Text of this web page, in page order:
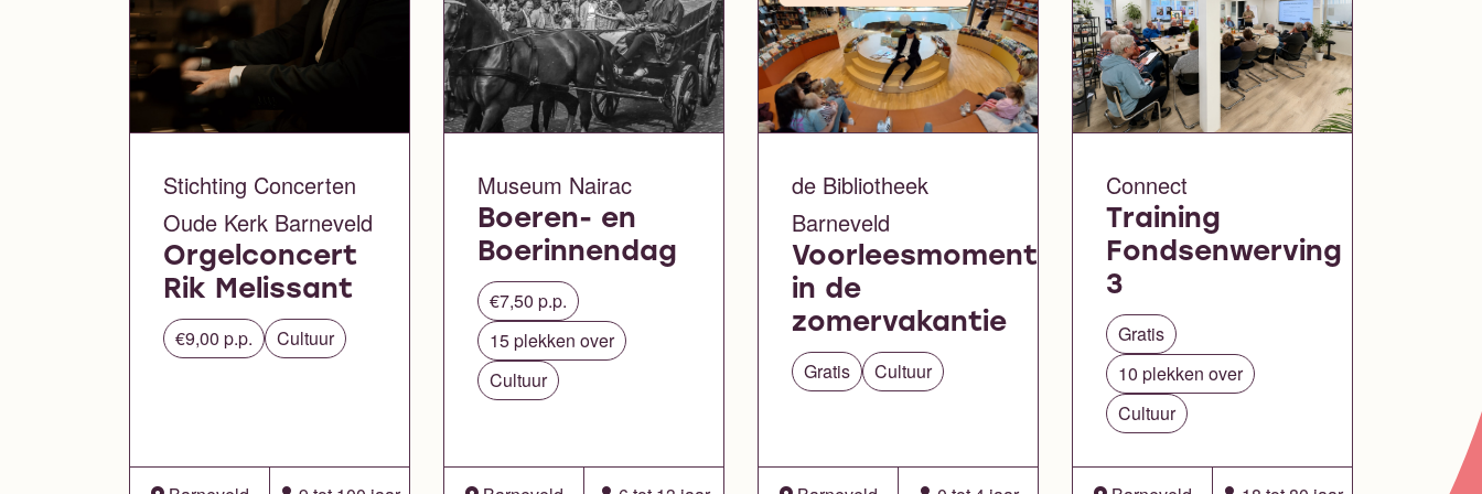
Stichting Concerten
Oude Kerk Barneveld
Orgelconcert
Rik Melissant
€9,00 p.p. Cultuur
Museum Nairac
Boeren- en
Boerinnendag
€7,50 p.p.
15 plekken over
Cultuur
de Bibliotheek
Barneveld
Voorleesmomentje
in de
zomervakantie
Gratis Cultuur
Connect
Training
Fondsenwerving
3
Gratis
10 plekken over
Cultuur